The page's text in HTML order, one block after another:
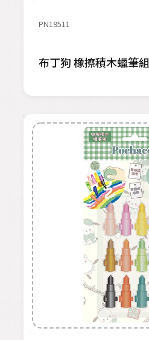
PN19511
布丁狗 橡擦積木蠟筆組